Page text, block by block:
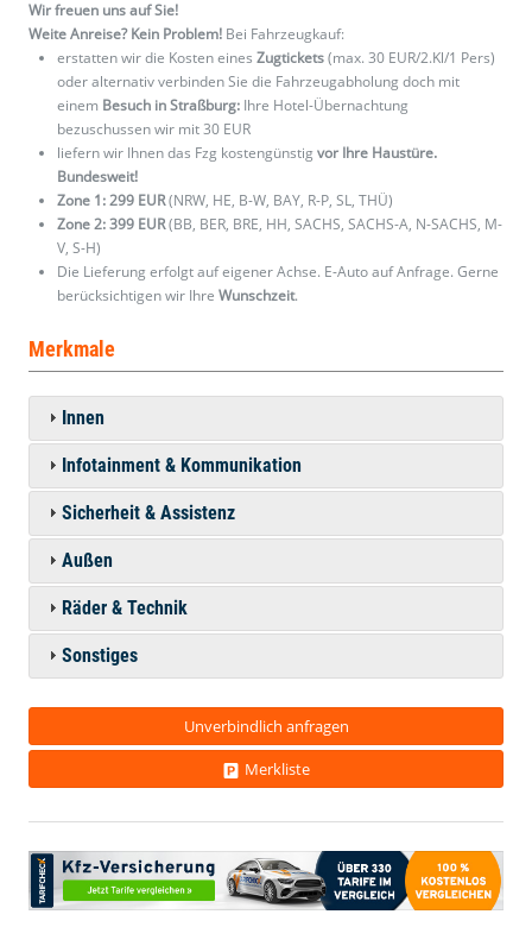
Wir freuen uns auf Sie!
Weite Anreise? Kein Problem! Bei Fahrzeugkauf:
erstatten wir die Kosten eines Zugtickets(max. 30 EUR/2.Kl/1 Pers)
oder alternativ verbinden Sie die Fahrzeugabholung doch mit
einem Besuch in Straßburg: Ihre Hotel-Übernachtung
bezuschussen wir mit 30 EUR
liefern wir Ihnen das Fzg kostengünstig vor Ihre Haustüre.
Bundesweit!
Zone 1: 299 EUR(NRW, HE, B-W, BAY, R-P, SL, THÜ)
Zone 2: 399 EUR(BB, BER, BRE, HH, SACHS, SACHS-A, N-SACHS, M-
V, S-H)
Die Lieferung erfolgt auf eigener Achse. E-Auto auf Anfrage. Gerne
berücksichtigen wir Ihre Wunschzeit.
Merkmale
Innen
Infotainment & Kommunikation
Sicherheit & Assistenz
Außen
Räder & Technik
Sonstiges
Unverbindlich anfragen
Merkliste